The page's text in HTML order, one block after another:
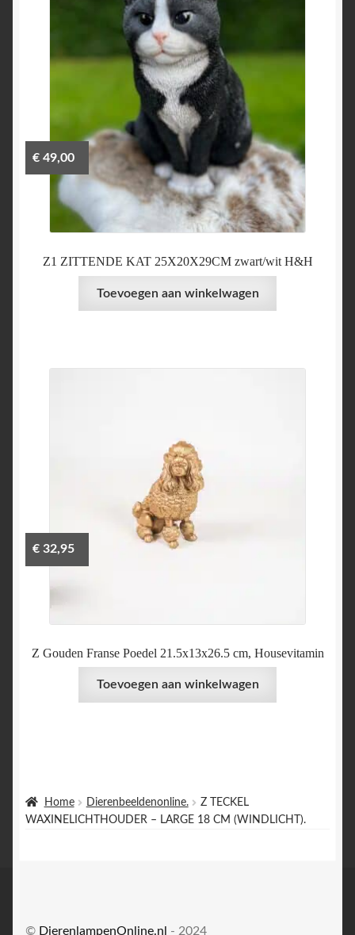
Home Dierenbeeldenonline.
Z TECKEL
WAXINELICHTHOUDER – LARGE 18 CM (WINDLICHT).
Z1 ZITTENDE KAT 25X20X29CM zwart/wit H&H
€49,00
Toevoegen aan winkelwagen
Z Gouden Franse Poedel 21.5x13x26.5 cm, Housevitamin
€32,95
Toevoegen aan winkelwagen
© DierenlampenOnline.nl - 2024